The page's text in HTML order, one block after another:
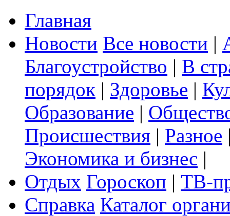
Главная
Новости Все новости |
Благоустройство | В
порядок | Здоровье |
Образование |
Происшествия | Разное
Экономика и бизнес |
Отдых Гороскоп | ТВ-
Справка Каталог